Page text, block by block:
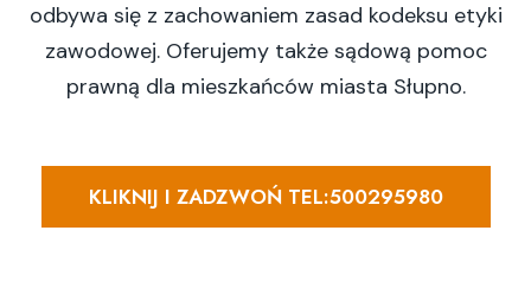
odbywa się z zachowaniem zasad kodeksu etyki
zawodowej. Oferujemy także sądową pomoc
prawną dla mieszkańców miasta Słupno.
KLIKNIJ I ZADZWOŃ TEL:500295980